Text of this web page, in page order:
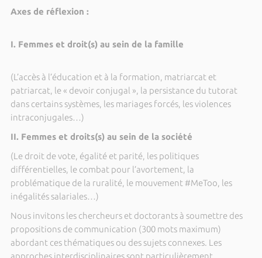
Axes de réflexion :
I. Femmes et droit(s) au sein de la famille
(L’accès à l’éducation et à la formation, matriarcat et
patriarcat, le « devoir conjugal », la persistance du tutorat
dans certains systèmes, les mariages forcés, les violences
intraconjugales…)
II. Femmes et droits(s) au sein de la société
(Le droit de vote, égalité et parité, les politiques
différentielles, le combat pour l’avortement, la
problématique de la ruralité, le mouvement #MeToo, les
inégalités salariales…)
Nous invitons les chercheurs et doctorants à soumettre des
propositions de communication (300 mots maximum)
abordant ces thématiques ou des sujets connexes. Les
approches interdisciplinaires sont particulièrement